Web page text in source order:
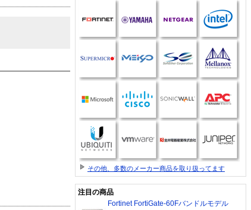
その他、多数のメーカー商品を取り扱ってます
注目の商品
Fortinet FortiGate-60Fバンドルモデル